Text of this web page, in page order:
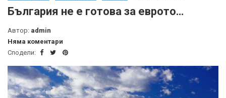
България не е готова за еврото…
Автор: admin
Няма коментари
Сподели: